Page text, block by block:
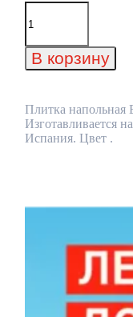
Количество
товара
напольная
Exagres
330x330x10
мм
В корзину
Плитка напольная
Изготавливается
Испания. Цвет .